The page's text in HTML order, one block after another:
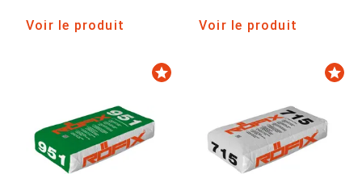
Voir le produit Voir le produit